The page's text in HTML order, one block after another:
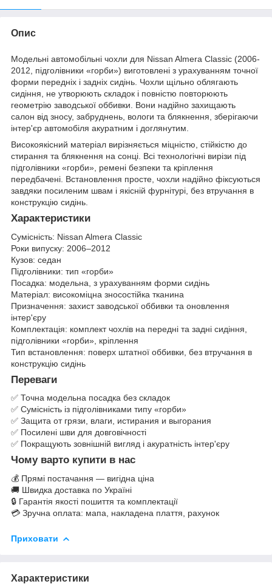
Опис
Модельні автомобільні чохли для Nissan Almera Classic (2006-
2012, підголівники «горби») виготовлені з урахуванням точної
форми передніх і задніх сидінь. Чохли щільно облягають
сидіння, не утворюють складок і повністю повторюють
геометрію заводської оббивки. Вони надійно захищають
салон від зносу, забруднень, вологи та блякнення, зберігаючи
інтер'єр автомобіля акуратним і доглянутим.
Високоякісний матеріал вирізняється міцністю, стійкістю до
стирання та блякнення на сонці. Всі технологічні вирізи під
підголівники «горби», ремені безпеки та кріплення
передбачені. Встановлення просте, чохли надійно фіксуються
завдяки посиленим швам і якісній фурнітурі, без втручання в
конструкцію сидінь.
Характеристики
Сумісність: Nissan Almera Classic
Роки випуску: 2006–2012
Кузов: седан
Підголівники: тип «горби»
Посадка: модельна, з урахуванням форми сидінь
Матеріал: високоміцна зносостійка тканина
Призначення: захист заводської оббивки та оновлення
інтер'єру
Комплектація: комплект чохлів на передні та задні сидіння,
підголівники «горби», кріплення
Тип встановлення: поверх штатної оббивки, без втручання в
конструкцію сидінь
Переваги
✅ Точна модельна посадка без складок
✅ Сумісність із підголівниками типу «горби»
✅ Защита от грязи, влаги, истирания и выгорания
✅ Посилені шви для довговічності
✅ Покращують зовнішній вигляд і акуратність інтер'єру
Чому варто купити в нас
💰 Прямі постачання — вигідна ціна
🚚 Швидка доставка по Україні
🔒 Гарантія якості пошиття та комплектації
💳 Зручна оплата: мапа, накладена плаття, рахунок
Приховати
Характеристики